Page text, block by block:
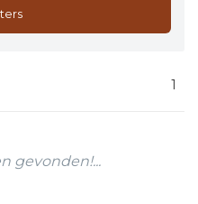
1
gevonden!...